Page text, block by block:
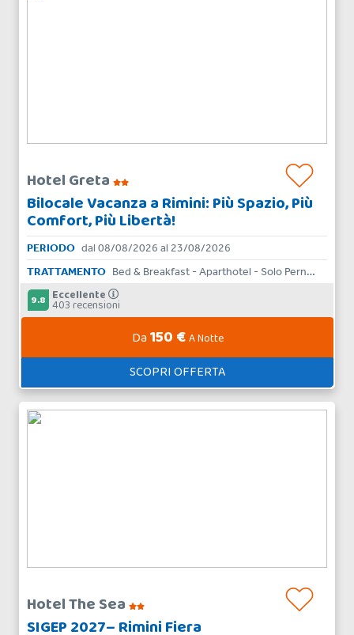
Hotel Greta
Bilocale Vacanza a Rimini: Più Spazio, Più
Comfort, Più Libertà!
PERIODO dal 08/08/2026 al 23/08/2026
TRATTAMENTO
Bed & Breakfast - Aparthotel - Solo Pernottamento
9.8 Eccellente
403 recensioni
Da 150 €A Notte
SCOPRI OFFERTA
Hotel The Sea
SIGEP 2027– Rimini Fiera